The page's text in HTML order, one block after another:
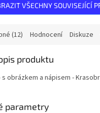
VŠECHNY SOUVISEJÍCÍ
(12) Hodnocení Diskuze
produktu
obrázkem a nápisem -
parametry